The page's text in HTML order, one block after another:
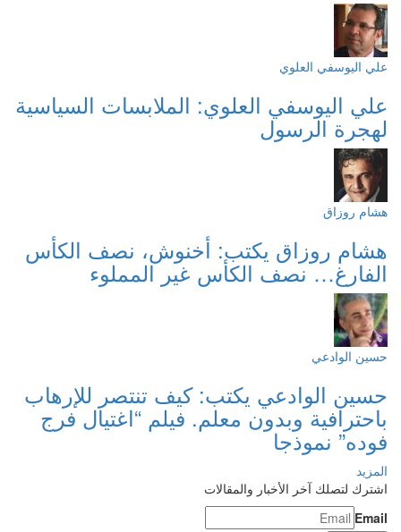
علي اليوسفي العلوي
علي اليوسفي العلوي: الملابسات السياسية
لهجرة الرسول
هشام روزاق
هشام روزاق يكتب: أخنوش، نصف الكأس
الفارغ… نصف الكأس غير المملوء
حسين الوادعي
حسين الوادعي يكتب: كيف تنتصر للإرهاب
باحترافية وبدون معلم. فيلم “اغتيال فرج
فوده” نموذجا
المزيد
اشترك لتصلك آخر الأخبار والمقالات
Email